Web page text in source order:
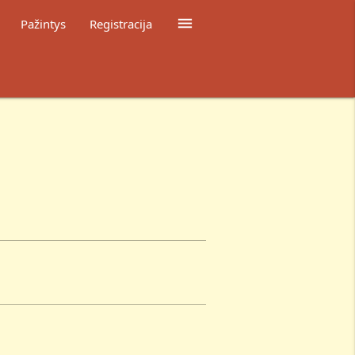

Pažintys Registracija